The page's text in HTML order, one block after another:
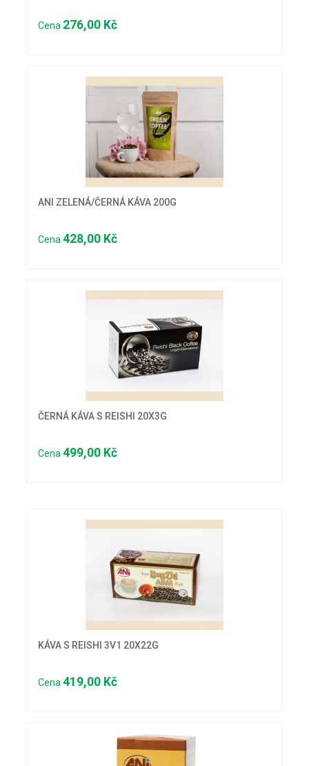
Cena 276,00 Kč
ANI ZELENÁ/ČERNÁ KÁVA 200G
Cena 428,00 Kč
ČERNÁ KÁVA S REISHI 20X3G
Cena 499,00 Kč
KÁVA S REISHI 3V1 20X22G
Cena 419,00 Kč